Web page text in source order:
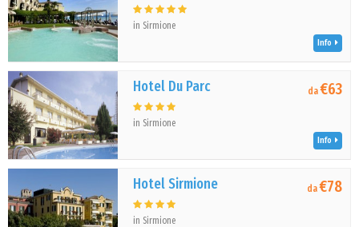
in Sirmione
Info
Hotel Du Parc
in Sirmione
da€63
Info
Hotel Sirmione
in Sirmione
da€78